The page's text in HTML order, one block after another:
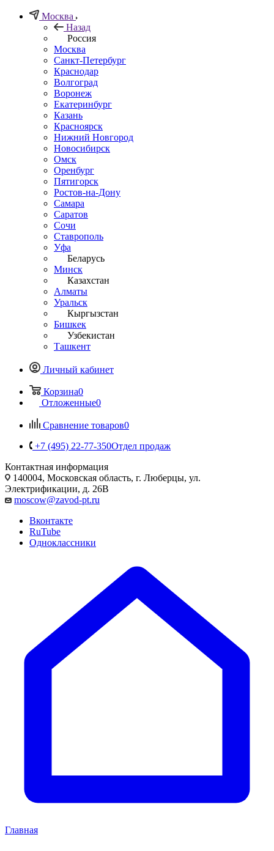
Москва
Назад
Россия
Москва
Санкт-Петербург
Краснодар
Волгоград
Воронеж
Екатеринбург
Казань
Красноярск
Нижний Новгород
Новосибирск
Омск
Оренбург
Пятигорск
Ростов-на-Дону
Самара
Саратов
Сочи
Ставрополь
Уфа
Беларусь
Минск
Казахстан
Алматы
Уральск
Кыргызстан
Бишкек
Узбекистан
Ташкент
Личный кабинет
Корзина0
Отложенные0
Сравнение товаров0
+7 (495) 22-77-350Отдел продаж
Контактная информация
140004, Московская область, г. Люберцы, ул.
Электрификации, д. 26В
moscow@zavod-pt.ru
Вконтакте
RuTube
Одноклассники
Главная